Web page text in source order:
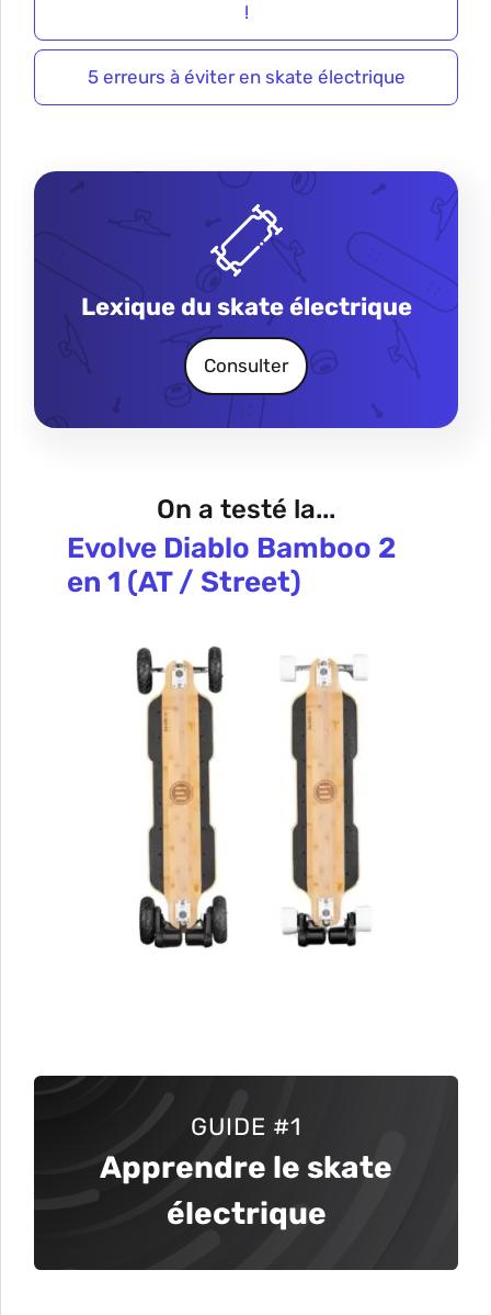
!
5 erreurs à éviter en skate électrique
Lexique du skate électrique
Consulter
On a testé la...
Evolve Diablo Bamboo 2
en 1 (AT / Street)
GUIDE #1
Apprendre le skate
électrique